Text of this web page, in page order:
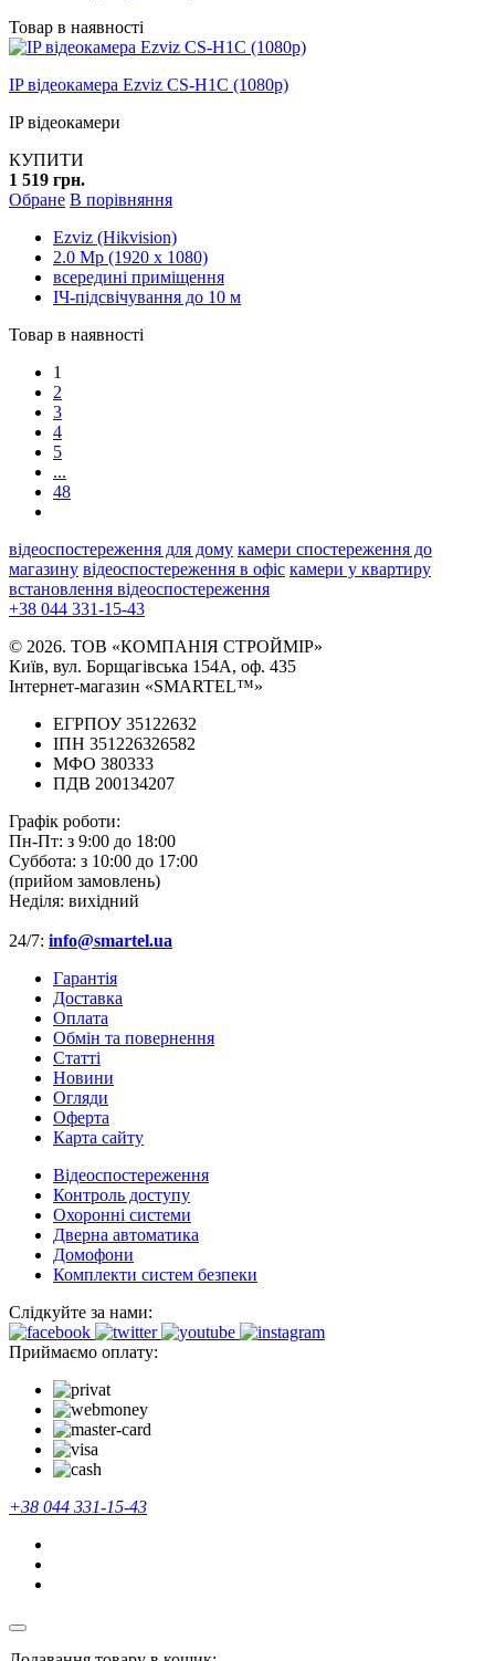
Товар в наявності
IP відеокамера Ezviz CS-H1C (1080p)
IP відеокамери
КУПИТИ
1 519 грн.
Обране В порівняння
Ezviz (Hikvision)
2.0 Mp (1920 x 1080)
всередині приміщення
ІЧ-підсвічування до 10 м
Товар в наявності
1
2
3
4
5
...
48
відеоспостереження для дому камери спостереження до
магазину відеоспостереження в офіс камери у квартиру
встановлення відеоспостереження
+38 044 331-15-43
© 2026. ТОВ «КОМПАНІЯ СТРОЙМІР»
Київ, вул. Борщагівська 154А, оф. 435
Інтернет-магазин «SMARTEL™»
ЕГРПОУ 35122632
ІПН 351226326582
МФО 380333
ПДВ 200134207
Графік роботи:
Пн-Пт: з 9:00 до 18:00
Суббота: з 10:00 до 17:00
(прийом замовлень)
Неділя: вихідний
24/7: info@smartel.ua
Гарантія
Доставка
Оплата
Обмін та повернення
Cтатті
Новини
Огляди
Оферта
Карта сайту
Відеоспостереження
Контроль доступу
Охоронні системи
Дверна автоматика
Домофони
Комплекти систем безпеки
Слідкуйте за нами:
Приймаємо оплату:
+38 044 331-15-43